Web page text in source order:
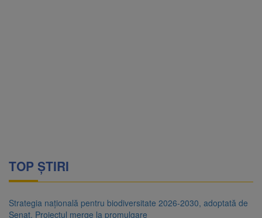
TOP ȘTIRI
Strategia națională pentru biodiversitate 2026-2030, adoptată de
Senat. Proiectul merge la promulgare